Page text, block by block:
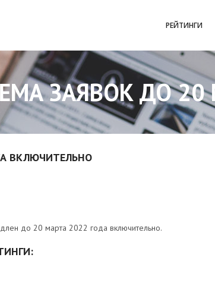
РЕЙТИНГИ
ЗАЯВОК ДО
ВКЛЮЧИТЕЛЬНО
до 20 марта 2022 года включительно.